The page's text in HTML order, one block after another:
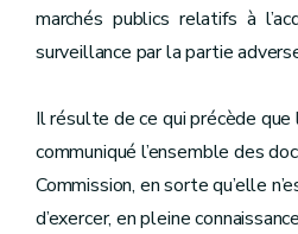
marchés publics relatifs à
surveillance par la partie
Il résulte de ce qui précède que
communiqué l’ensemble des
Commission, en sorte qu’elle
d’exercer, en pleine